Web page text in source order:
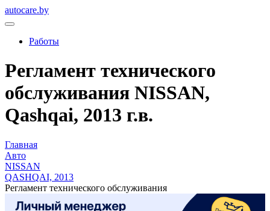
autocare.by
Работы
Регламент технического
обслуживания NISSAN,
Qashqai, 2013 г.в.
Главная
Авто
NISSAN
QASHQAI, 2013
Регламент технического обслуживания